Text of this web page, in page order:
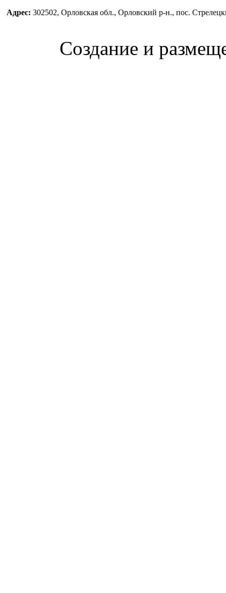
Адрес: 302502, Орловская обл., Орловский р-н., пос.
Создание и